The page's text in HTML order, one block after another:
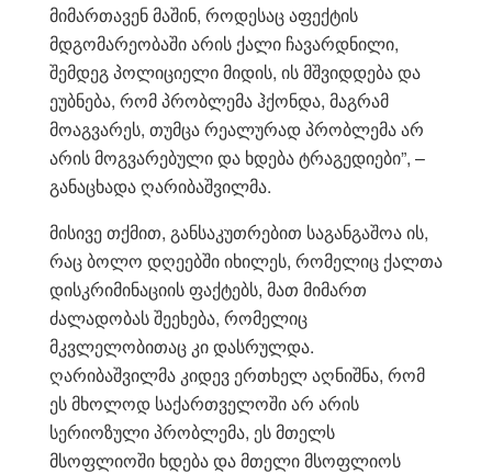
მიმართავენ მაშინ, როდესაც აფექტის
მდგომარეობაში არის ქალი ჩავარდნილი,
შემდეგ პოლიციელი მიდის, ის მშვიდდება და
ეუბნება, რომ პრობლემა ჰქონდა, მაგრამ
მოაგვარეს, თუმცა რეალურად პრობლემა არ
არის მოგვარებული და ხდება ტრაგედიები”, –
განაცხადა ღარიბაშვილმა.
მისივე თქმით, განსაკუთრებით საგანგაშოა ის,
რაც ბოლო დღეებში იხილეს, რომელიც ქალთა
დისკრიმინაციის ფაქტებს, მათ მიმართ
ძალადობას შეეხება, რომელიც
მკვლელობითაც კი დასრულდა.
ღარიბაშვილმა კიდევ ერთხელ აღნიშნა, რომ
ეს მხოლოდ საქართველოში არ არის
სერიოზული პრობლემა, ეს მთელს
მსოფლიოში ხდება და მთელი მსოფლიოს